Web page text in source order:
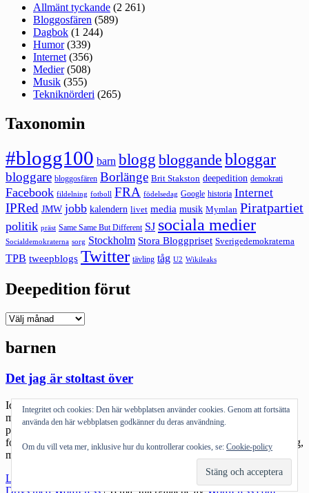
Allmänt tyckande (2 261)
Bloggosfären (589)
Dagbok (1 244)
Humor(339)
Internet (356)
Medier(508)
Musik (355)
Tekniknörderi (265)
Taxonomin
#blogg100 barn blogg bloggande bloggar
bloggare bloggosfären Borlänge Brit Stakston deepedition demokrati
Facebook fildelning fotboll FRA födelsedag Google historia Internet
IPRed JMW jobb kalendern livet media musik Mymlan Piratpartiet
politik präst Same Same But Different SJ sociala medier
Socialdemokraterna sorg Stockholm Stora Bloggpriset Sverigedemokraterna
TPB tweepblogs Twitter tävling tåg U2 Wikileaks
Deepedition förut
Deepedition
barnen
Det jag är stoltast över
Idag var det skolavslutning. Sista avslutningen för sonen i
mellanstadiet. I augusti är det högstadiet som gäller. Det känns stort
på många sätt. Den där lille mannen som tog tag om mitt hjärta så
fort han tog tag om mitt finger där på BB i Falun 1999 är nu en lång,
mer och mer basröstig, […]
Läs mer
jag
Drivs med WordPress |Tema: Intergalactic avWordPress.com.
Integritet och cookies: Den här webbplatsen använder cookies. Genom att fortsätta
använda den här webbplatsen godkänner du deras användning.
Om du vill veta mer, inklusive hur du kontrollerar cookies, se: Cookie-policy